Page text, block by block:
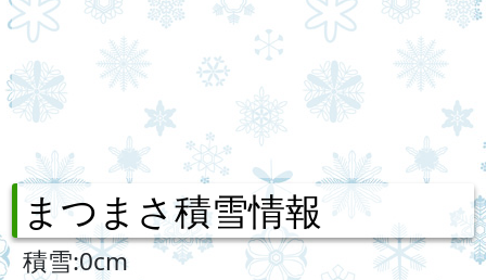
まつまさ積雪情報
積雪:0cm